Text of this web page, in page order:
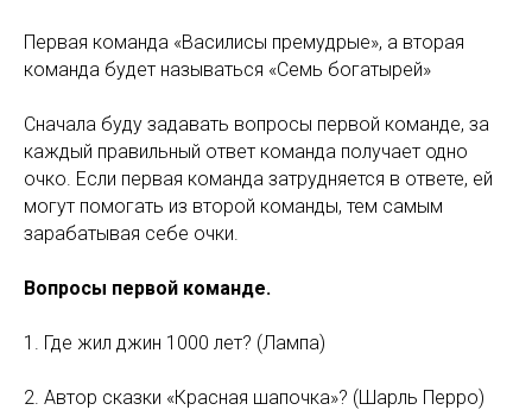
Первая команда «Василисы премудрые», а вторая
команда будет называться «Семь богатырей»
Сначала буду задавать вопросы первой команде, за
каждый правильный ответ команда получает одно
очко. Если первая команда затрудняется в ответе, ей
могут помогать из второй команды, тем самым
зарабатывая себе очки.
Вопросы первой команде.
1. Где жил джин 1000 лет? (Лампа)
2. Автор сказки «Красная шапочка»? (Шарль Перро)